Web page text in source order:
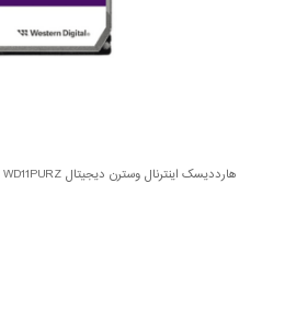
هارددیسک اینترنال وسترن دیجیتال 1TB WD11PURZ